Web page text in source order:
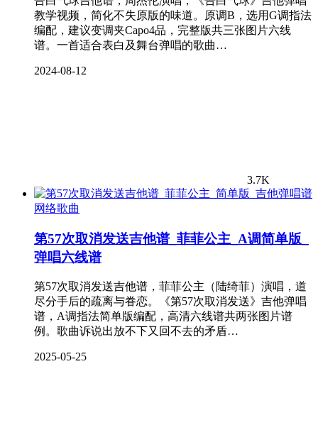
教学视频，简化不失原版的味道。原调B，选用G调指法
编配，建议变调夹Capo4品，完整版共三张图片六线
谱。一首适合表白及舞台弹唱的歌曲…
2024-08-12
3.7K
网络歌曲
第57次取消发送吉他谱_菲菲公主_A调简单版_
弹唱六线谱
第57次取消发送吉他谱，菲菲公主（陆绮菲）演唱，道
尽分手后的疏离与眷恋。《第57次取消发送》吉他弹唱
谱，A调指法简单版编配，高清六线谱共两张图片谱
例。歌曲诉说出放不下又回不去的矛盾…
2025-05-25